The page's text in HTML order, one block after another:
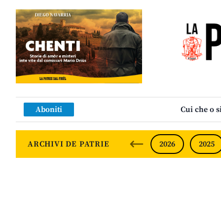
Aboniti Cui che o
ARCHIVI DE PATRIE 2026 2025